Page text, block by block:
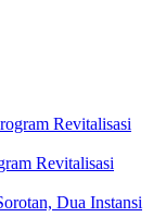
Revitalisasi